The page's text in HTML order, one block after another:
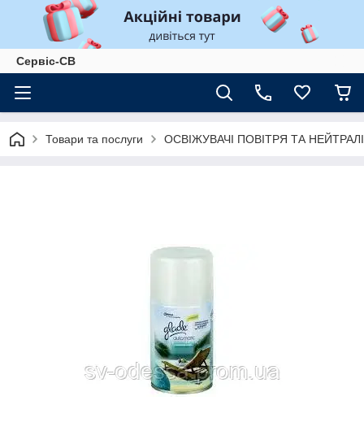
Сервіс-СВ
Товари та послуги ОСВІЖУВАЧІ ПОВІТРЯ ТА